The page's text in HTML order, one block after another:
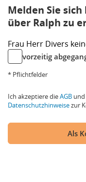
Melden Sie
über Ralph zu
Frau Herr Divers
vorzeitig
* Pflichtfelder
Ich akzeptiere dieAGB
Datenschutzhinweisezur
Als